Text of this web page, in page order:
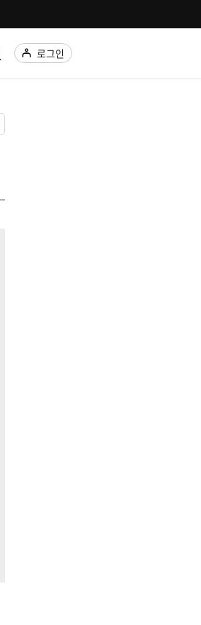
로그인